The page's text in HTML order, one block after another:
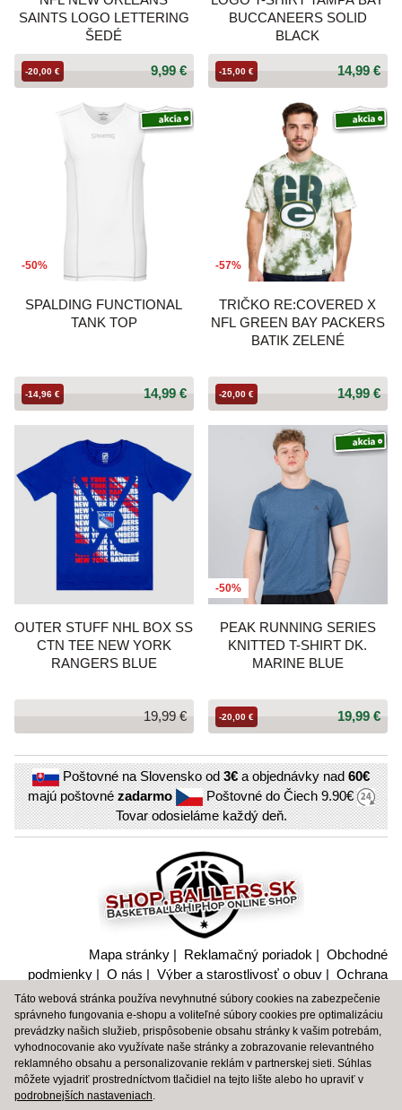
SAINTS LOGO LETTERING
ŠEDÉ
9,99 €
-20,00 €
BUCCANEERS SOLID
BLACK
14,99 €
-15,00 €
-50%
SPALDING FUNCTIONAL
TANK TOP
14,99 €
-14,96 €
-57%
TRIČKO RE:COVERED X
NFL GREEN BAY PACKERS
BATIK ZELENÉ
14,99 €
-20,00 €
OUTER STUFF NHL BOX SS
CTN TEE NEW YORK
RANGERS BLUE
19,99 €
-50%
PEAK RUNNING SERIES
KNITTED T-SHIRT DK.
MARINE BLUE
19,99 €
-20,00 €
Poštovné na Slovensko od3€a objednávky nad60€
majú poštovnézadarmo Poštovné do Čiech9.90€
Tovar odosieláme každý deň.
Mapa stránky | Reklamačný poriadok | Obchodné
podmienky | O nás | Výber a starostlivosť o obuv | Ochrana
súkromia a nakladanie s citlivými údajmi
BBALLTOWN|BBT|PEAK SPORT |SPALDING|SHOP
SPALDING
© 2006 – 2026 Shop.Baller.sk, original design by Martin
Táto webová stránka používa nevyhnutné súbory cookies na zabezpečenie
správneho fungovania e-shopu a voliteľné súbory cookies pre optimalizáciu
prevádzky našich služieb, prispôsobenie obsahu stránky k vašim potrebám,
vyhodnocovanie ako využívate naše stránky a zobrazovanie relevantného
reklamného obsahu a personalizovanie reklám v partnerskej sieti. Súhlas
môžete vyjadriť prostredníctvom tlačidiel na tejto lište alebo ho upraviť v
podrobnejších nastaveniach.